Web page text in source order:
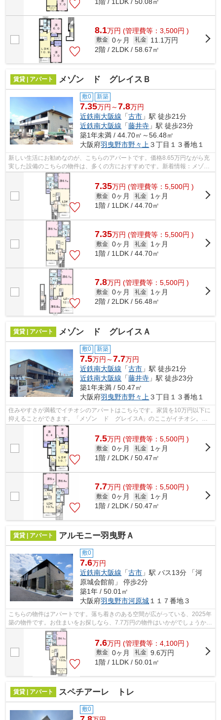
8.1万円 (管理費等：3,500円 )
敷金 0ヶ月 礼金
11.1万円
2階 / 2LDK / 58.67㎡
賃貸 | アパート メゾン ド グレイスＢ
敷0 新築
7.35万円～7.8万円
近鉄南大阪線 「古市 」駅 徒歩21分
近鉄南大阪線 「藤井寺 」駅 徒歩23分
築1年未満 / 44.70㎡～56.48㎡
大阪府羽曳野市野々上 ３丁目１３番地１
新しい生活にお勧めなのが、こちらのアパートです。価格8.65万円ながら充
実した設備のこちらの物件は、多くの方におすすめです。新着情報：メゾ
ン ド グレイスBの空室情報ならコチラ...
7.35万円 (管理費等：5,500円 )
敷金 0ヶ月 礼金
1ヶ月
1階 / 1LDK / 44.70㎡
7.35万円 (管理費等：5,500円 )
敷金 0ヶ月 礼金
1ヶ月
1階 / 1LDK / 44.70㎡
7.8万円 (管理費等：5,500円 )
敷金 0ヶ月 礼金
1ヶ月
2階 / 2LDK / 56.48㎡
賃貸 | アパート メゾン ド グレイスＡ
敷0 新築
7.5万円～7.7万円
近鉄南大阪線 「古市 」駅 徒歩21分
近鉄南大阪線 「藤井寺 」駅 徒歩23分
築1年未満 / 50.47㎡
大阪府羽曳野市野々上 ３丁目１３番地１
住みやすさが満載でイチオシのアパートはこちらです。家賃を10万円以下に
抑えることができます。「メゾン ド グレイスA」のここがイチオシ。羽
曳野市エリアの物件情報を数多く取り扱...
7.5万円 (管理費等：5,500円 )
敷金 0ヶ月 礼金
1ヶ月
1階 / 2LDK / 50.47㎡
7.7万円 (管理費等：5,500円 )
敷金 0ヶ月 礼金
1ヶ月
1階 / 2LDK / 50.47㎡
賃貸 | アパート アルモニー羽曳野Ａ
敷0
7.6万円
近鉄南大阪線 「古市 」駅 バス13分 「河
原城会館前」 停歩2分
築1年 / 50.01㎡
大阪府羽曳野市河原城１１７番地３
こちらの物件はアパートです。落ち着きのある空間が広がっている、2025年
築の物件です。お住まいをお探しなら、7.7万円の物件はいかがでしょうか。
羽曳野市周辺にある物件をお求めの方...
7.6万円 (管理費等：4,100円 )
敷金 0ヶ月 礼金 9.6万円
1階 / 1LDK / 50.01㎡
賃貸 | アパート スペチアーレ トレ
敷0